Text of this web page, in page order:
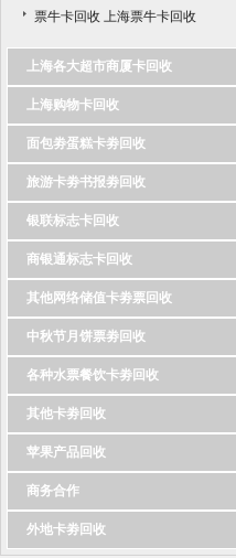
票牛卡回收 上海票牛卡回收
上海各大超市商厦卡回收
上海购物卡回收
面包劵蛋糕卡劵回收
旅游卡劵书报劵回收
银联标志卡回收
商银通标志卡回收
其他网络储值卡劵票回收
中秋节月饼票劵回收
各种水票餐饮卡劵回收
其他卡劵回收
苹果产品回收
商务合作
外地卡劵回收